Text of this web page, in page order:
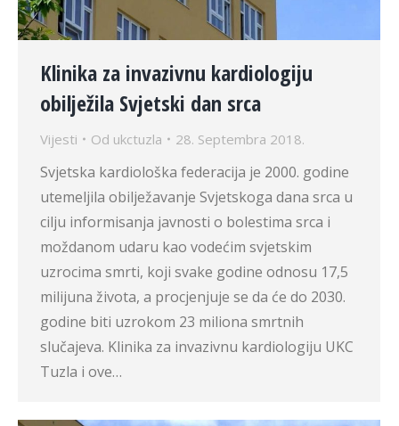
Klinika za invazivnu kardiologiju
obilježila Svjetski dan srca
Vijesti Od ukctuzla 28. Septembra 2018.
Svjetska kardiološka federacija je 2000. godine
utemeljila obilježavanje Svjetskoga dana srca u
cilju informisanja javnosti o bolestima srca i
moždanom udaru kao vodećim svjetskim
uzrocima smrti, koji svake godine odnosu 17,5
milijuna života, a procjenjuje se da će do 2030.
godine biti uzrokom 23 miliona smrtnih
slučajeva. Klinika za invazivnu kardiologiju UKC
Tuzla i ove…